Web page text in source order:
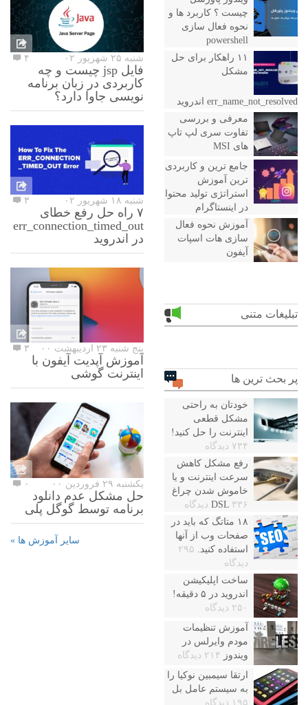
چیست ؟ کاربرد ها و
نحوه فعال سازی
powershell
۱۱ راهکار برای حل
مشکل
err_name_not_resolved اندروید
معرفی و بررسی
تفاوت سری لپ تاپ
های MSI
جامع ترین و کاربردی
ترین آموزش
استراتژی تولید محتوا
در اینستاگرام
آموزش نحوه فعال
سازی هات اسپات
آیفون
تبلیغات متنی
پر بحث ترین ها
خودتان به راحتی
مشکل قطعی
اینترنت را حل کنید!
۷۳۴ دیدگاه
رفع مشکل کاهش
سرعت اینترنت و یا
خاموش شدن چراغ
DSL ۳۳۶ دیدگاه
۱۸ متاتگ که باید در
صفحات وب از آنها
استفاده کنید. ۲۹۵
دیدگاه
ساخت اپلیکیشن
اندروید در ۵ دقیقه!
۲۵۰ دیدگاه
آموزش تنظیمات
مودم وایرلس در
ویندوز
۲۱۴ دیدگاه
ارتقا سیمبین نوکیا را
به سیستم عامل بل
۱۹۵ دیدگاه
شنبه ۲۵ شهریور ۰۲ ۴
فایل jsp چیست و چه
کاربردی در زبان برنامه
نویسی جاوا دارد؟
شنبه ۱۸ شهریور ۰۲ ۳
۷ راه حل رفع خطای
err_connection_timed_out
در اندروید
پنج شنبه ۲۳ اردیبهشت ۰۰ ۳
آموزش آپدیت آیفون با
اینترنت گوشی
یکشنبه ۲۹ فروردین ۰۰ ۰
حل مشکل عدم دانلود
برنامه توسط گوگل پلی
سایر آموزش ها »